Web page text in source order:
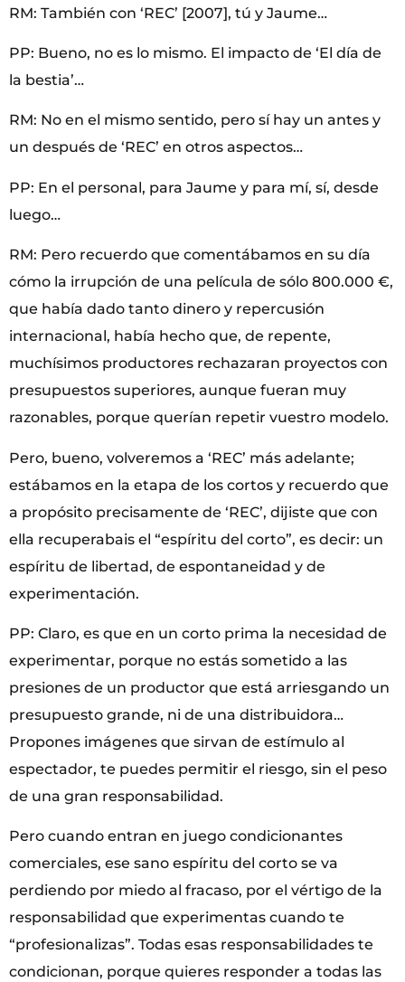
RM: También con ‘REC’ [2007], tú y Jaume…
PP: Bueno, no es lo mismo. El impacto de ‘El día de
la bestia’…
RM: No en el mismo sentido, pero sí hay un antes y
un después de ‘REC’ en otros aspectos…
PP: En el personal, para Jaume y para mí, sí, desde
luego…
RM: Pero recuerdo que comentábamos en su día
cómo la irrupción de una película de sólo 800.000 €,
que había dado tanto dinero y repercusión
internacional, había hecho que, de repente,
muchísimos productores rechazaran proyectos con
presupuestos superiores, aunque fueran muy
razonables, porque querían repetir vuestro modelo.
Pero, bueno, volveremos a ‘REC’ más adelante;
estábamos en la etapa de los cortos y recuerdo que
a propósito precisamente de ‘REC’, dijiste que con
ella recuperabais el “espíritu del corto”, es decir: un
espíritu de libertad, de espontaneidad y de
experimentación.
PP: Claro, es que en un corto prima la necesidad de
experimentar, porque no estás sometido a las
presiones de un productor que está arriesgando un
presupuesto grande, ni de una distribuidora…
Propones imágenes que sirvan de estímulo al
espectador, te puedes permitir el riesgo, sin el peso
de una gran responsabilidad.
Pero cuando entran en juego condicionantes
comerciales, ese sano espíritu del corto se va
perdiendo por miedo al fracaso, por el vértigo de la
responsabilidad que experimentas cuando te
“profesionalizas”. Todas esas responsabilidades te
condicionan, porque quieres responder a todas las